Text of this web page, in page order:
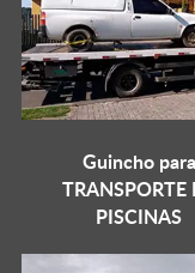
Guincho para
TRANSPORTE
PISCINAS